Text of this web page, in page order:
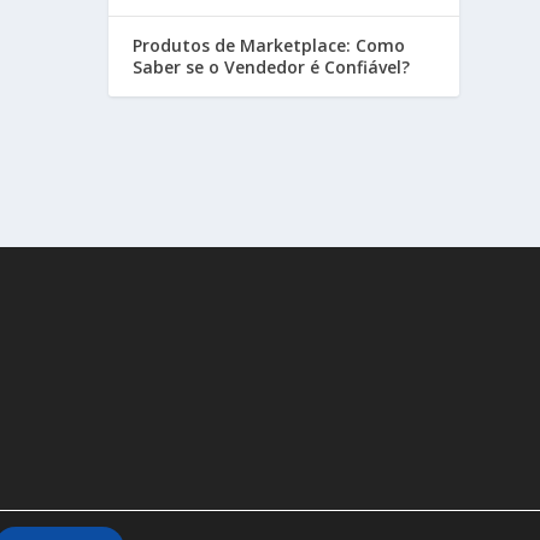
Produtos de Marketplace: Como
Saber se o Vendedor é Confiável?